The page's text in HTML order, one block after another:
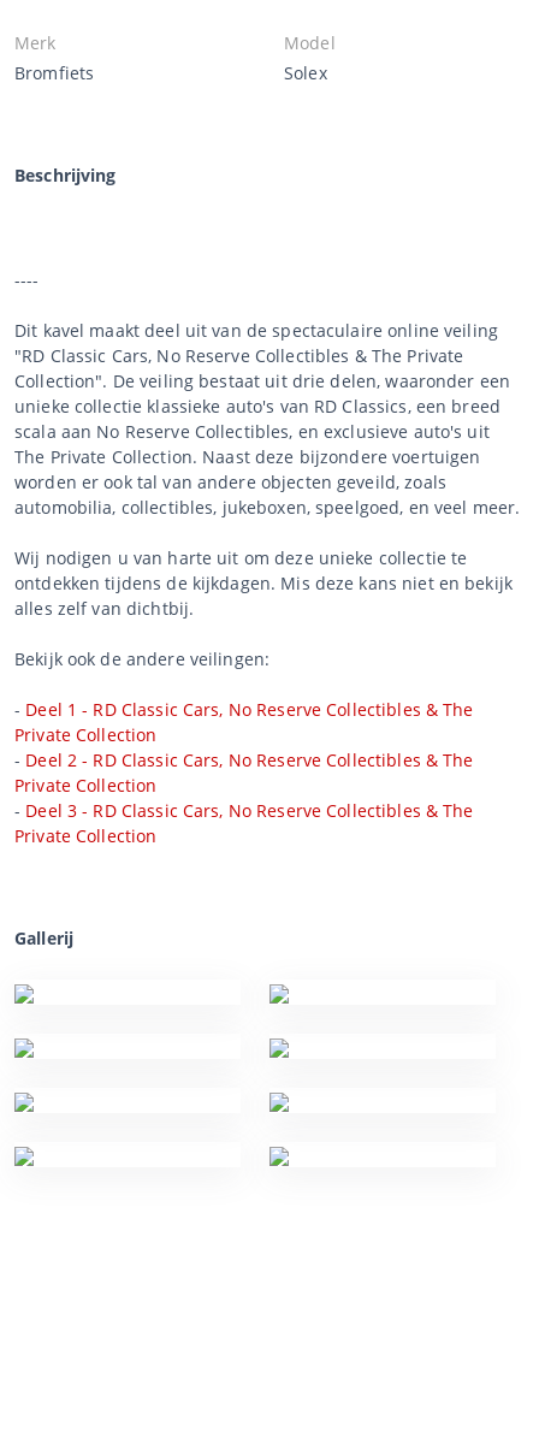
Merk
Bromfiets
Model
Solex
Beschrijving
----
Dit kavel maakt deel uit van de spectaculaire online veiling
"RD Classic Cars, No Reserve Collectibles & The Private
Collection". De veiling bestaat uit drie delen, waaronder een
unieke collectie klassieke auto's van RD Classics, een breed
scala aan No Reserve Collectibles, en exclusieve auto's uit
The Private Collection. Naast deze bijzondere voertuigen
worden er ook tal van andere objecten geveild, zoals
automobilia, collectibles, jukeboxen, speelgoed, en veel meer.
Wij nodigen u van harte uit om deze unieke collectie te
ontdekken tijdens de kijkdagen. Mis deze kans niet en bekijk
alles zelf van dichtbij.
Bekijk ook de andere veilingen:
- Deel 1 - RD Classic Cars, No Reserve Collectibles & The
Private Collection
- Deel 2 - RD Classic Cars, No Reserve Collectibles & The
Private Collection
- Deel 3 - RD Classic Cars, No Reserve Collectibles & The
Private Collection
Gallerij